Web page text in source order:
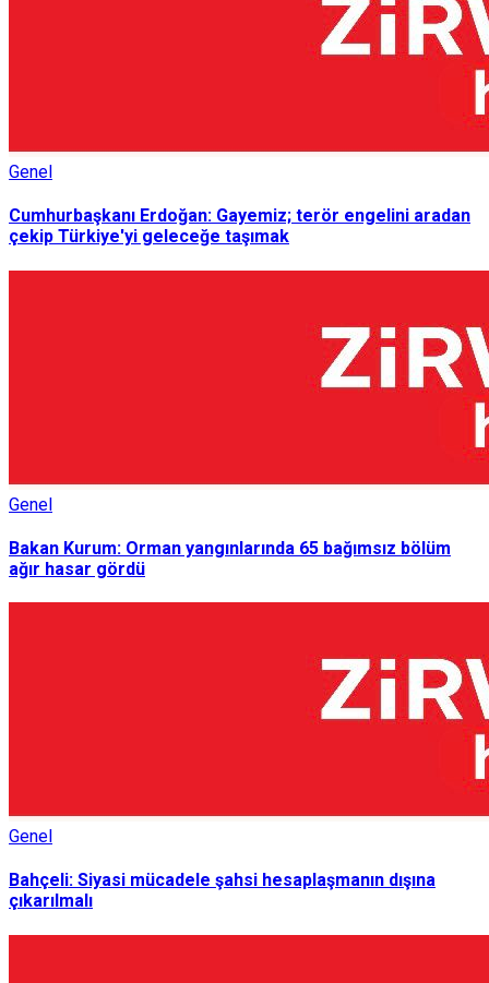
Genel
Cumhurbaşkanı Erdoğan: Gayemiz; terör engelini aradan
çekip Türkiye'yi geleceğe taşımak
Genel
Bakan Kurum: Orman yangınlarında 65 bağımsız bölüm
ağır hasar gördü
Genel
Bahçeli: Siyasi mücadele şahsi hesaplaşmanın dışına
çıkarılmalı